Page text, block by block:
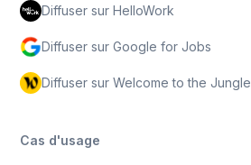
Diffuser sur HelloWork
Diffuser sur Google for Jobs
Diffuser sur Welcome to the Jungle
Cas d'usage